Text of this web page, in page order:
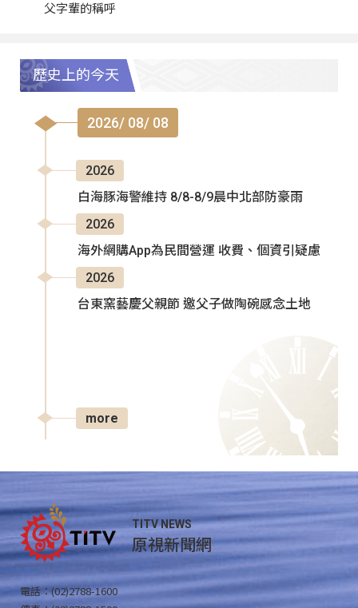
父字輩的稱呼
歷史上的今天
2026/ 08/ 08
2026
白海豚海警維持 8/8-8/9晨中北部防豪雨
2026
海外網購App為民間營運 收費、個資引疑慮
2026
台東窯藝慶父親節 邀父子做陶碗感念土地
more
TITV NEWS
原視新聞網
電話：(02)2788-1600